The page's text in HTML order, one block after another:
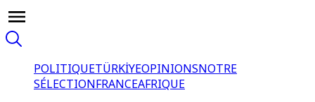
POLITIQUETÜRKİYEOPINIONSNOTRE
SÉLECTIONFRANCEAFRIQUE